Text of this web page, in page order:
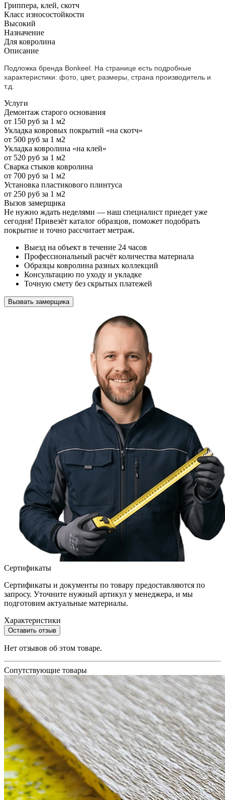
Гриппера, клей, скотч
Класс износостойкости
Высокий
Назначение
Для ковролина
Описание
Подложка бренда Bonkeel. На странице есть подробные
характеристики: фото, цвет, размеры, страна производитель и
т.д.
Услуги
Демонтаж старого основания
от 150 руб за 1 м2
Укладка ковровых покрытий «на скотч»
от 500 руб за 1 м2
Укладка ковролина «на клей»
от 520 руб за 1 м2
Сварка стыков ковролина
от 700 руб за 1 м2
Установка пластикового плинтуса
от 250 руб за 1 м2
Вызов замерщика
Не нужно ждать неделями — наш специалист приедет уже
сегодня! Привезёт каталог образцов, поможет подобрать
покрытие и точно рассчитает метраж.
Выезд на объект в течение 24 часов
Профессиональный расчёт количества материала
Образцы ковролина разных коллекций
Консультацию по уходу и укладке
Точную смету без скрытых платежей
Вызвать замерщика
Сертификаты
Сертификаты и документы по товару предоставляются по
запросу. Уточните нужный артикул у менеджера, и мы
подготовим актуальные материалы.
Характеристики
Оставить отзыв
Нет отзывов об этом товаре.
Сопутствующие товары